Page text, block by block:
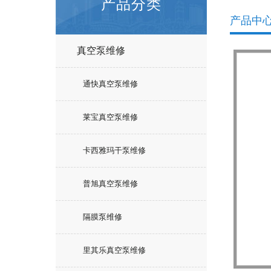
产品分类
真空泵维修
通快真空泵维修
莱宝真空泵维修
卡西雅玛干泵维修
普旭真空泵维修
隔膜泵维修
里其乐真空泵维修
产品中